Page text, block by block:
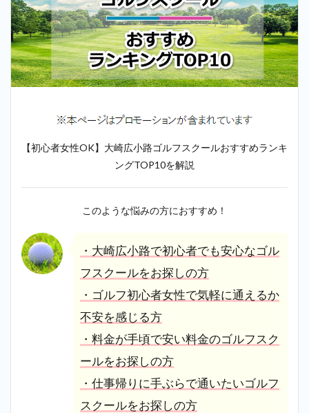
【初心者女性OK】大崎広小路ゴルフスクールおすすめランキ
ングTOP10を解説
このような悩みの方におすすめ！
・大崎広小路で初心者でも安心なゴル
フスクールをお探しの方
・ゴルフ初心者女性で気軽に通えるか
不安を感じる方
・料金が手頃で安い料金のゴルフスク
ールをお探しの方
・仕事帰りに手ぶらで通いたいゴルフ
スクールをお探しの方